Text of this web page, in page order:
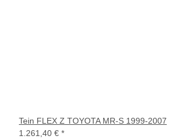
Tein FLEX Z TOYOTA MR-S 1999-2007
1.261,40 € *